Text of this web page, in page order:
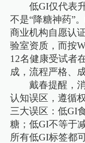
低GI仅代表
不是“降糖神药”
商业机构自愿认
验室资质，而按
12名健康受试者
成，流程严格、
戴春提醒，
认知误区，遵循
三大误区：低GI
糖；低GI不等于
所有低GI标签都